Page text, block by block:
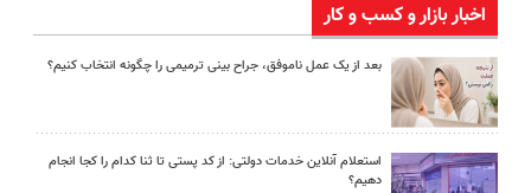
اخبار بازار و کسب و کار
بعد از یک عمل ناموفق، جراح بینی ترمیمی را چگونه انتخاب کنیم؟
استعلام آنلاین خدمات دولتی: از کد پستی تا ثنا کدام را کجا انجام
دهیم؟